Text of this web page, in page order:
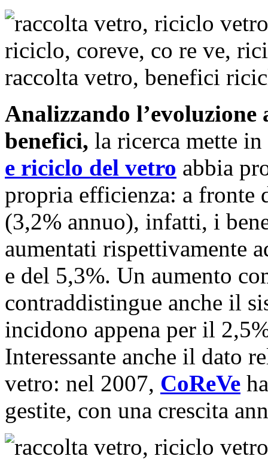
Analizzando
benefici, la ricerca mette
e riciclo del vetro abbia
propria efficienza: a fronte
(3,2% annuo), infatti, i
aumentati rispettivamente
e del 5,3%. Un aumento
contraddistingue anche il
incidono appena per il
Interessante anche il dato
vetro: nel 2007, CoReVe
gestite, con una crescita